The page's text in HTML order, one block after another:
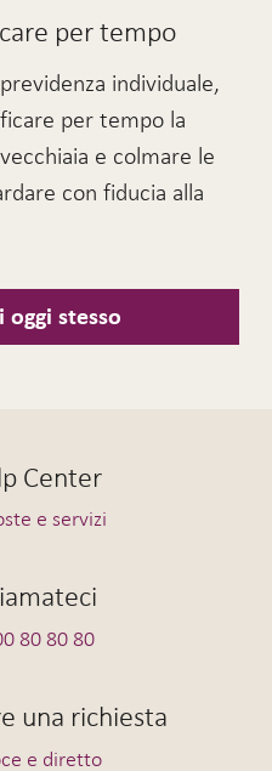
per tempo
individuale,
per tempo la
e colmare le
con fiducia alla
stesso
Center
e servizi
80 80 80
una richiesta
e diretto